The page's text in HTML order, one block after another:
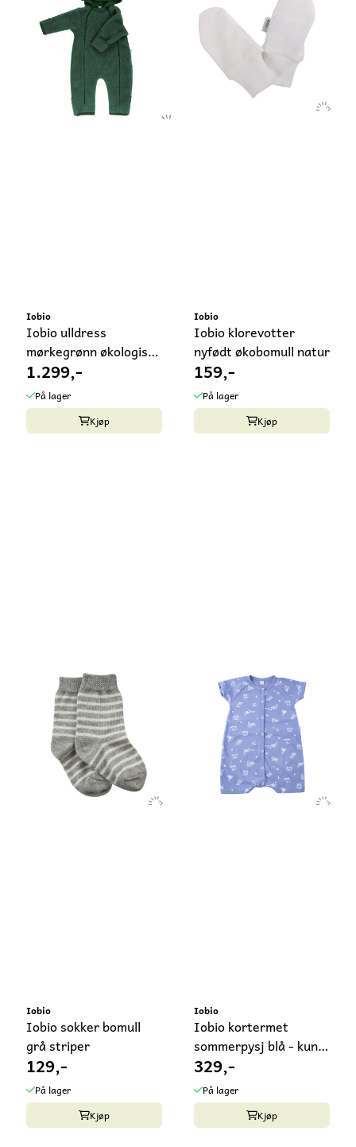
Iobio
Iobio ulldress
mørkegrønn økologisk
- kun 62/68
1.299,-
På lager
Kjøp
Iobio
Iobio klorevotter
nyfødt økobomull natur
159,-
På lager
Kjøp
Iobio
Iobio sokker bomull
grå striper
129,-
På lager
Kjøp
Iobio
Iobio kortermet
sommerpysj blå - kun
50/56
329,-
På lager
Kjøp